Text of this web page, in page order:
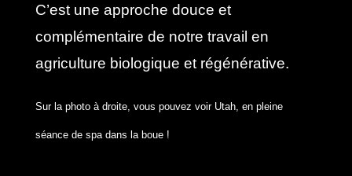
C’est une approche douce et
complémentaire de notre travail en
agriculture biologique et régénérative.
Sur la photo à droite, vous pouvez voir Utah, en pleine
séance de spa dans la boue !